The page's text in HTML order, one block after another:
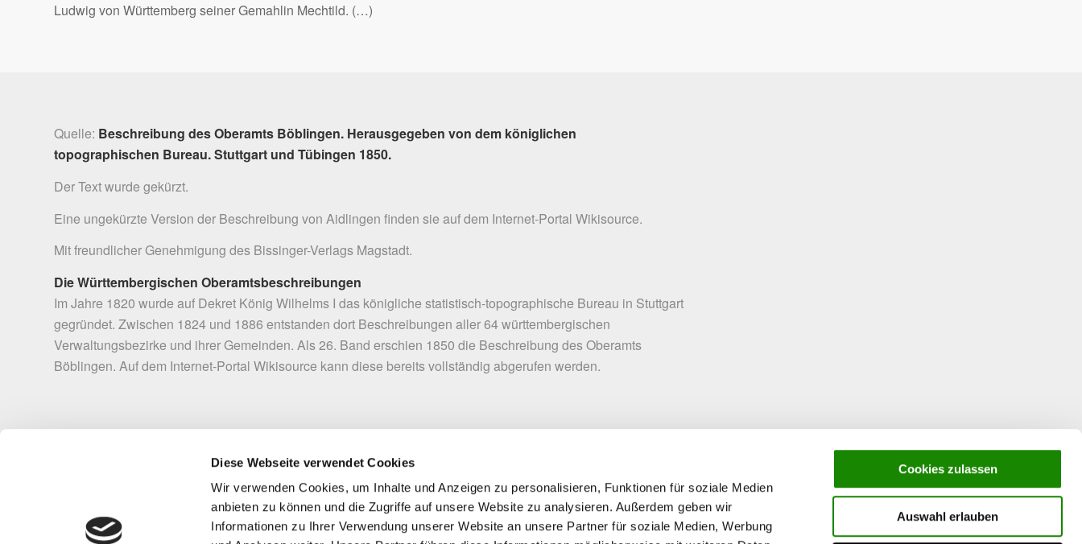
Diese Webseite verwendet Cookies
Wir verwenden Cookies, um Inhalte und Anzeigen zu personalisieren, Funktionen für soziale Medien
anbieten zu können und die Zugriffe auf unsere Website zu analysieren. Außerdem geben wir
Informationen zu Ihrer Verwendung unserer Website an unsere Partner für soziale Medien, Werbung
Cookies zulassen
Auswahl erlauben
Ludwig von Württemberg seiner Gemahlin Mechtild. (…)
Quelle: Beschreibung des Oberamts Böblingen. Herausgegeben von dem königlichen
topographischen Bureau. Stuttgart und Tübingen 1850.
Der Text wurde gekürzt.
Eine ungekürzte Version der Beschreibung von Aidlingen finden sie auf dem Internet-Portal Wikisource.
Mit freundlicher Genehmigung des Bissinger-Verlags Magstadt.
Die Württembergischen Oberamtsbeschreibungen
Im Jahre 1820 wurde auf Dekret König Wilhelms I das königliche statistisch-topographische Bureau in Stuttgart
gegründet. Zwischen 1824 und 1886 entstanden dort Beschreibungen aller 64 württembergischen
Verwaltungsbezirke und ihrer Gemeinden. Als 26. Band erschien 1850 die Beschreibung des Oberamts
Böblingen. Auf dem Internet-Portal Wikisource kann diese bereits vollständig abgerufen werden.
1 Gulden (fl) = 60 Kreuzer (kr). Nach der Währungsumstellung entsprach 1 Gulden ca. 1,71 Mark. Legt man für eine grobe Währungsumrechnung bestimmte aktuelle Lebensmittelpreise zugrunde, dürfte
ein Kreuzer etwa den Gegenwert von 0,80  gehabt haben. Die Guldenwährung im süddeutschen Raum bestand von ca. 1550 – 1875.
aus dem Eigenkirchenwesen entstandenes Patronatsrecht, das dem Kirchherrn ein Mitspracherecht bei der Besetzung der Pfarrstelle einräumt; meist an ein bestimmtes Landgut gebunden und mit